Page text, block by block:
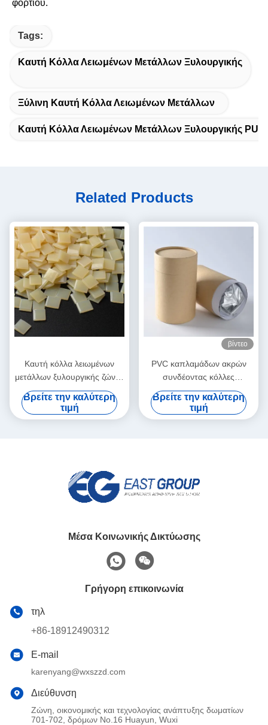
φορτίου.
Tags:
Καυτή Κόλλα Λειωμένων Μετάλλων Ξυλουργικής
Ξύλινη Καυτή Κόλλα Λειωμένων Μετάλλων
Καυτή Κόλλα Λειωμένων Μετάλλων Ξυλουργικής PUR
Related Products
Καυτή κόλλα λειωμένων
μετάλλων ξυλουργικής ζώνης
ακρών για την αυτόματη
μηχανή ζώνης
Βρείτε την καλύτερη
τιμή
βίντεο
PVC καπλαμάδων ακρών
συνδέοντας κόλλες
λειωμένων μετάλλων
πολυουρεθάνιου PUR καυτές
για τα έπιπλα
Βρείτε την καλύτερη
τιμή
Μέσα Κοινωνικής Δικτύωσης
Γρήγορη επικοινωνία
τηλ
+86-18912490312
E-mail
karenyang@wxszzd.com
Διεύθυνση
Ζώνη, οικονομικής και τεχνολογίας ανάπτυξης δωματίων
701-702, δρόμων No.16 Huayun, Wuxi